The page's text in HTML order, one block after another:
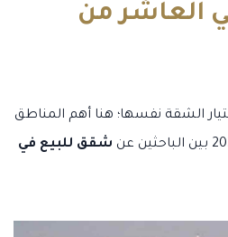
العاشر من
الشقة نفسها؛ هنا أهم المناطق
شقق للبيع في